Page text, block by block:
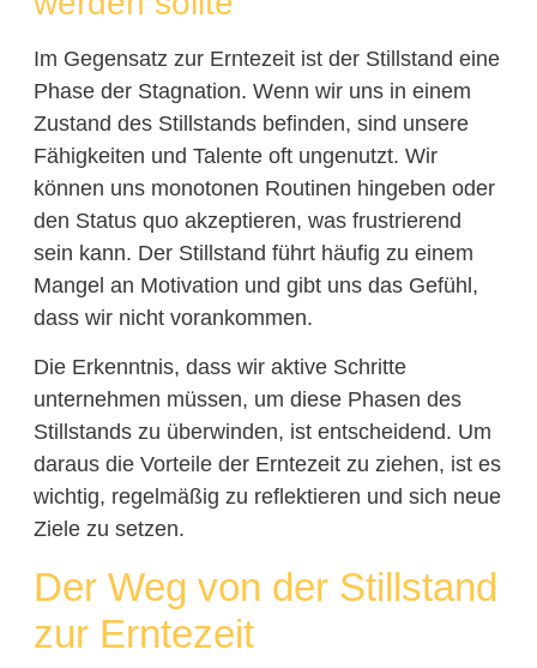
Im Gegensatz zur Erntezeit ist der Stillstand eine
Phase der Stagnation. Wenn wir uns in einem
Zustand des Stillstands befinden, sind unsere
Fähigkeiten und Talente oft ungenutzt. Wir
können uns monotonen Routinen hingeben oder
den Status quo akzeptieren, was frustrierend
sein kann. Der Stillstand führt häufig zu einem
Mangel an Motivation und gibt uns das Gefühl,
dass wir nicht vorankommen.
Die Erkenntnis, dass wir aktive Schritte
unternehmen müssen, um diese Phasen des
Stillstands zu überwinden, ist entscheidend. Um
daraus die Vorteile der Erntezeit zu ziehen, ist es
wichtig, regelmäßig zu reflektieren und sich neue
Ziele zu setzen.
Der Weg von der Stillstand
zur Erntezeit